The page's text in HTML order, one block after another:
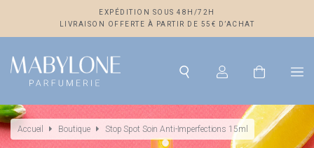
EXPÉDITION SOUS 48H/72H
LIVRAISON OFFERTE À PARTIR DE 55€ D’ACHAT
Accueil Boutique Stop Spot Soin Anti-Imperfections 15ml